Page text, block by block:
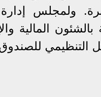
ولمجلس إدارة
بالشئون المالية
التنظيمي